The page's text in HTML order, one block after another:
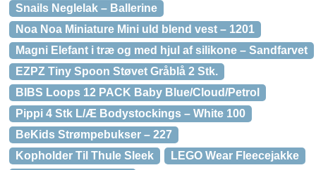
Snails Neglelak – Ballerine
Noa Noa Miniature Mini uld blend vest – 1201
Magni Elefant i træ og med hjul af silikone – Sandfarvet
EZPZ Tiny Spoon Støvet Gråblå 2 Stk.
BIBS Loops 12 PACK Baby Blue/Cloud/Petrol
Pippi 4 Stk L/Æ Bodystockings – White 100
BeKids Strømpebukser – 227
Kopholder Til Thule Sleek
LEGO Wear Fleecejakke